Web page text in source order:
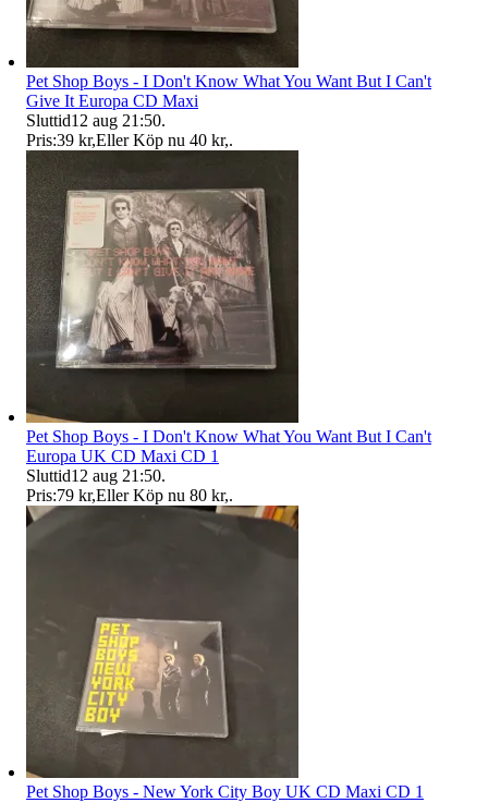
Pet Shop Boys - I Don't Know What You Want But I Can't
Give It Europa CD Maxi
Sluttid12 aug 21:50.
Pris:39 kr,Eller Köp nu 40 kr,.
Pet Shop Boys - I Don't Know What You Want But I Can't
Europa UK CD Maxi CD 1
Sluttid12 aug 21:50.
Pris:79 kr,Eller Köp nu 80 kr,.
Pet Shop Boys - New York City Boy UK CD Maxi CD 1